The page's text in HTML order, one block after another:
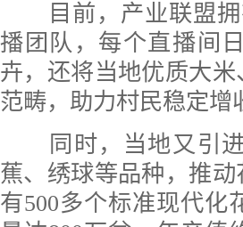
目前，产业联盟拥
播团队，每个直播间
卉，还将当地优质大
范畴，助力村民稳定增
同时，当地又引进
蕉、绣球等品种，推
有500多个标准现代化